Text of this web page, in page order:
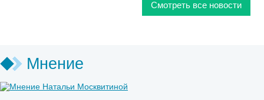
Смотреть все новости
Мнение